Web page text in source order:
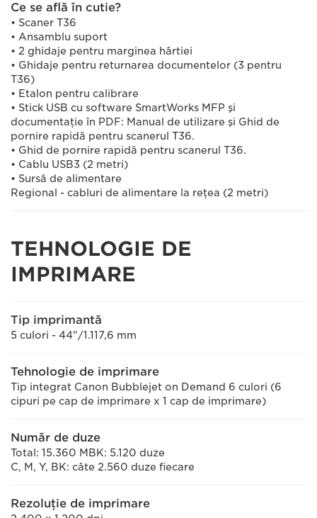
Ce se află în cutie?
• Scaner T36
• Ansamblu suport
• 2 ghidaje pentru marginea hârtiei
• Ghidaje pentru returnarea documentelor (3 pentru
T36)
• Etalon pentru calibrare
• Stick USB cu software SmartWorks MFP şi
documentaţie în PDF: Manual de utilizare şi Ghid de
pornire rapidă pentru scanerul T36.
• Ghid de pornire rapidă pentru scanerul T36.
• Cablu USB3 (2 metri)
• Sursă de alimentare
Regional - cabluri de alimentare la reţea (2 metri)
TEHNOLOGIE DE
IMPRIMARE
Tip imprimantă
5 culori - 44"/1.117,6 mm
Tehnologie de imprimare
Tip integrat Canon Bubblejet on Demand 6 culori (6
cipuri pe cap de imprimare x 1 cap de imprimare)
Număr de duze
Total: 15.360 MBK: 5.120 duze
C, M, Y, BK: câte 2.560 duze fiecare
Rezoluţie de imprimare